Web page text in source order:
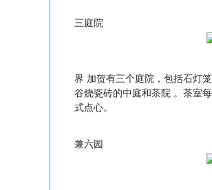
三庭院
界 加贺有三个庭院，包括石灯
谷烧瓷砖的中庭和茶院 。茶室
式点心。
兼六园